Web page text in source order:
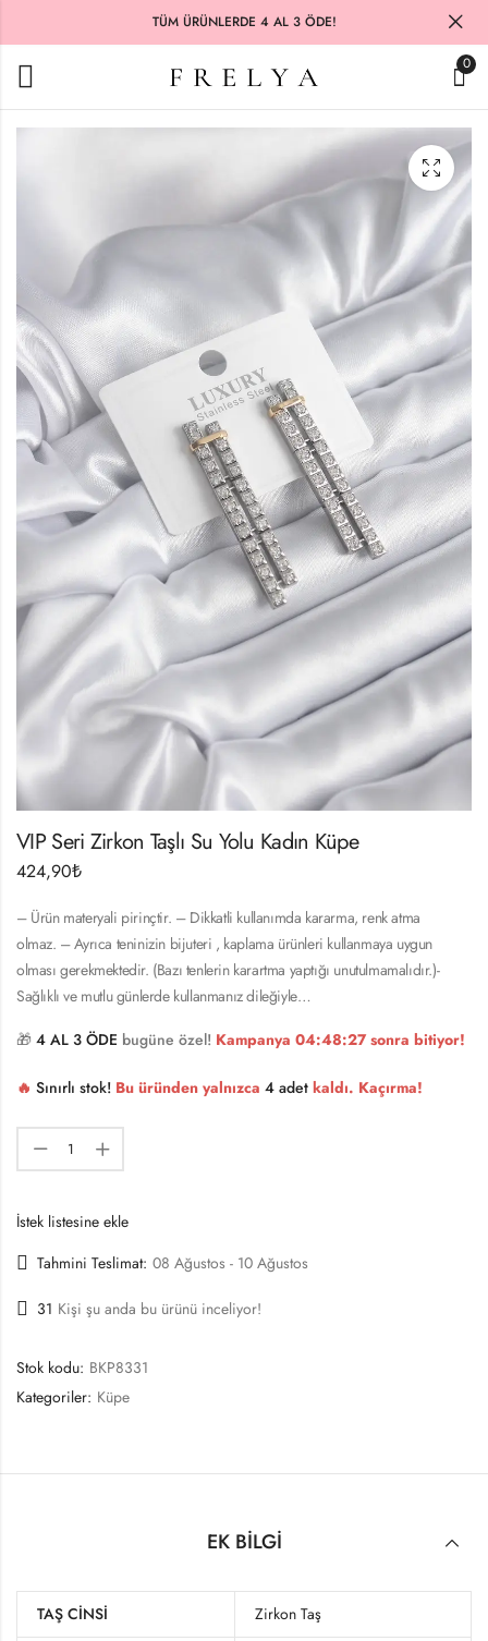
TÜM ÜRÜNLERDE 4 AL 3 ÖDE!
0
VIP Seri Zirkon Taşlı Su Yolu Kadın Küpe
424,90₺
– Ürün materyali pirinçtir. – Dikkatli kullanımda kararma, renk atma
olmaz. – Ayrıca teninizin bijuteri , kaplama ürünleri kullanmaya uygun
olması gerekmektedir. (Bazı tenlerin karartma yaptığı unutulmamalıdır.)-
Sağlıklı ve mutlu günlerde kullanmanız dileğiyle…
🎁 4 AL 3 ÖDE bugüne özel! Kampanya 04:48:27sonra bitiyor!
🔥 Sınırlı stok! Bu üründen yalnızca 4 adet kaldı. Kaçırma!
İstek listesine ekle
Tahmini Teslimat: 08 Ağustos - 10 Ağustos
31 Kişi şu anda bu ürünü inceliyor!
Stok kodu: BKP8331
Kategoriler: Küpe
EK BILGI
TAŞ CINSI Zirkon Taş